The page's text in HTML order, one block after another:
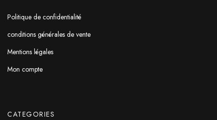
Politique de confidentialité
conditions générales de vente
Mentions légales
Mon compte
CATEGORIES